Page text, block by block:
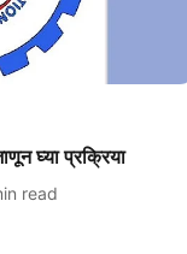
घ्या प्रक्रिया
read